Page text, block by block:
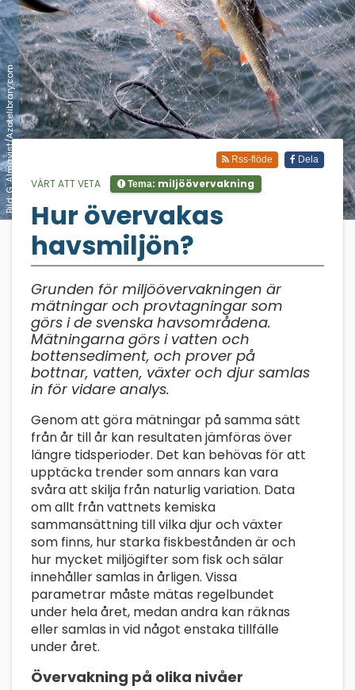
Bild: G. Almqvist/Azotelibrary.com
;
Dela
Rss-flöde
VÄRT ATT VETA Tema: miljöövervakning
Hur övervakas
havsmiljön?
Grunden för miljöövervakningen är
mätningar och provtagningar som
görs i de svenska havsområdena.
Mätningarna görs i vatten och
bottensediment, och prover på
bottnar, vatten, växter och djur samlas
in för vidare analys.
Genom att göra mätningar på samma sätt
från år till år kan resultaten jämföras över
längre tidsperioder. Det kan behövas för att
upptäcka trender som annars kan vara
svåra att skilja från naturlig variation. Data
om allt från vattnets kemiska
sammansättning till vilka djur och växter
som finns, hur starka fiskbestånden är och
hur mycket miljögifter som fisk och sälar
innehåller samlas in årligen. Vissa
parametrar måste mätas regelbundet
under hela året, medan andra kan räknas
eller samlas in vid något enstaka tillfälle
under året.
Övervakning på olika nivåer